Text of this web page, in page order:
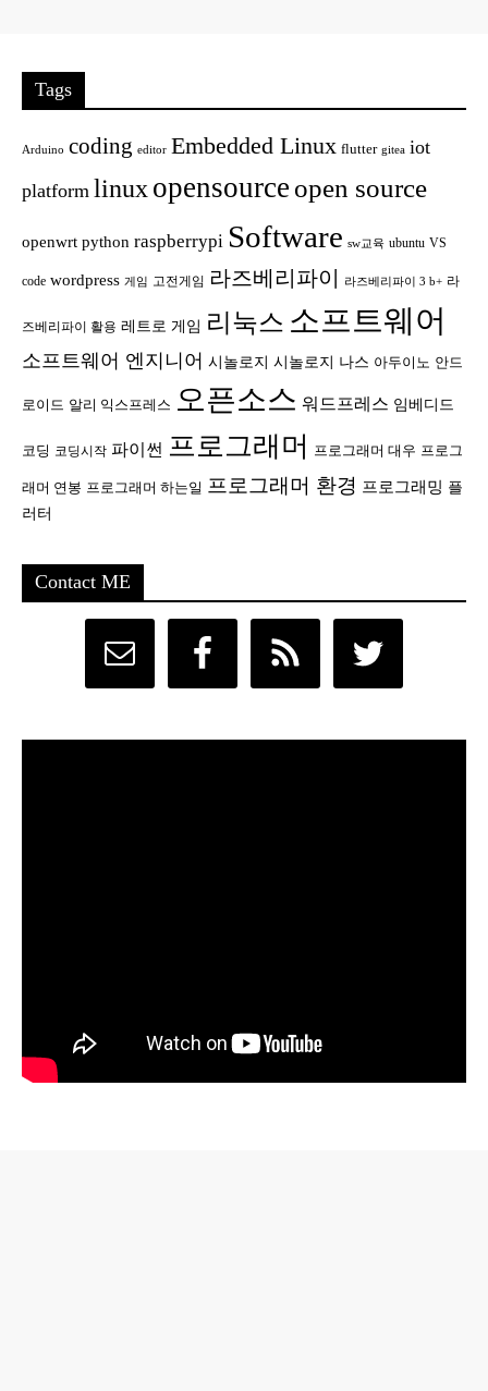
Tags
Arduino coding editor Embedded Linux flutter gitea iot
platform linux opensource open source
openwrt python raspberrypi Software sw교육 ubuntu VS
code wordpress 게임 고전게임 라즈베리파이 라즈베리파이 3 b+ 라
즈베리파이 활용 레트로 게임 리눅스 소프트웨어
소프트웨어 엔지니어 시놀로지 시놀로지 나스 아두이노 안드
로이드 알리 익스프레스 오픈소스 워드프레스 임베디드
코딩 코딩시작 파이썬 프로그래머 프로그래머 대우 프로그
래머 연봉 프로그래머 하는일 프로그래머 환경 프로그래밍 플
러터
Contact ME